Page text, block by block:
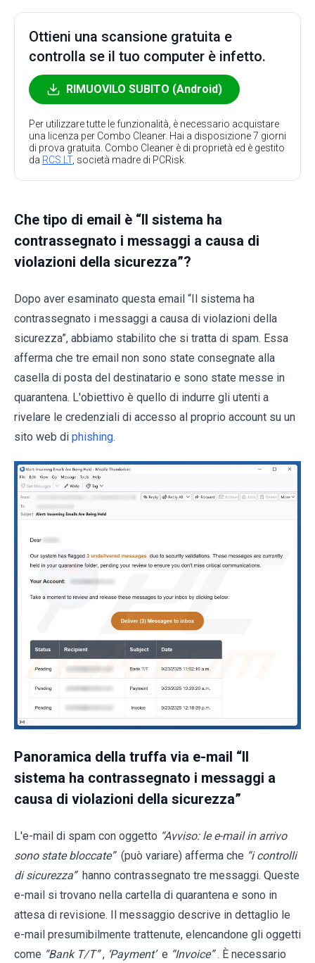
Ottieni una scansione gratuita e
controlla se il tuo computer è infetto.
RIMUOVILO SUBITO (Android)
Per utilizzare tutte le funzionalità, è necessario acquistare
una licenza per Combo Cleaner. Hai a disposizione 7 giorni
di prova gratuita. Combo Cleaner è di proprietà ed è gestito
da RCS LT, società madre di PCRisk.
Che tipo di email è “Il sistema ha
contrassegnato i messaggi a causa di
violazioni della sicurezza”?
Dopo aver esaminato questa email “Il sistema ha
contrassegnato i messaggi a causa di violazioni della
sicurezza”, abbiamo stabilito che si tratta di spam. Essa
afferma che tre email non sono state consegnate alla
casella di posta del destinatario e sono state messe in
quarantena. L'obiettivo è quello di indurre gli utenti a
rivelare le credenziali di accesso al proprio account su un
sito web di phishing.
Panoramica della truffa via e-mail “Il
sistema ha contrassegnato i messaggi a
causa di violazioni della sicurezza”
L'e-mail di spam con oggetto “Avviso: le e-mail in arrivo
sono state bloccate” (può variare) afferma che “i controlli
di sicurezza” hanno contrassegnato tre messaggi. Queste
e-mail si trovano nella cartella di quarantena e sono in
attesa di revisione. Il messaggio descrive in dettaglio le
e-mail presumibilmente trattenute, elencandone gli oggetti
come “Bank T/T” , ‘Payment’ e “Invoice” . È necessario